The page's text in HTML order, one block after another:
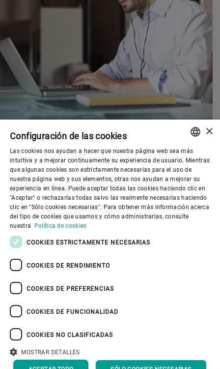
Gobierno corporativo
El mundo de Bühler
Seguridad de la información
VOLVER ARRIBA
ENGLISH
SPANISH
GERMAN
FRENCH
×
Configuración de las cookies
Las cookies nos ayudan a hacer que nuestra página web sea más
intuitiva y a mejorar continuamente su experiencia de usuario. Mientras
que algunas cookies son estrictamente necesarias para el uso de
nuestra página web y sus elementos, otras nos ayudan a mejorar su
experiencia en línea. Puede aceptar todas las cookies haciendo clic en
"Aceptar" o rechazarlas todas salvo las realmente necesarias haciendo
clic en "Sólo cookies necesarias". Para obtener más información acerca
del tipo de cookies que usamos y cómo administrarlas, consulte
nuestra Política de cookies
COOKIES ESTRICTAMENTE NECESARIAS
COOKIES DE RENDIMIENTO
COOKIES DE PREFERENCIAS
COOKIES DE FUNCIONALIDAD
COOKIES NO CLASIFICADAS
MOSTRAR DETALLES